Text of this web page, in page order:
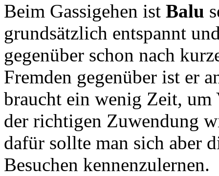
Beim Gassigehen ist Balu
grundsätzlich entspannt
gegenüber schon nach
Fremden gegenüber ist er
braucht ein wenig Zeit, um
der richtigen Zuwendung
dafür sollte man sich aber
Besuchen kennenzulernen.